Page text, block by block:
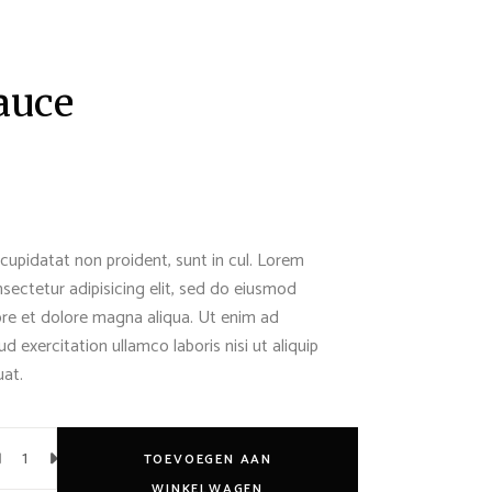
non proident, sunt in cul. Lorem
adipisicing elit, sed do eiusmod
et dolore magna aliqua. Ut enim ad
exercitation ullamco laboris nisi ut aliquip
TOEVOEGEN AAN